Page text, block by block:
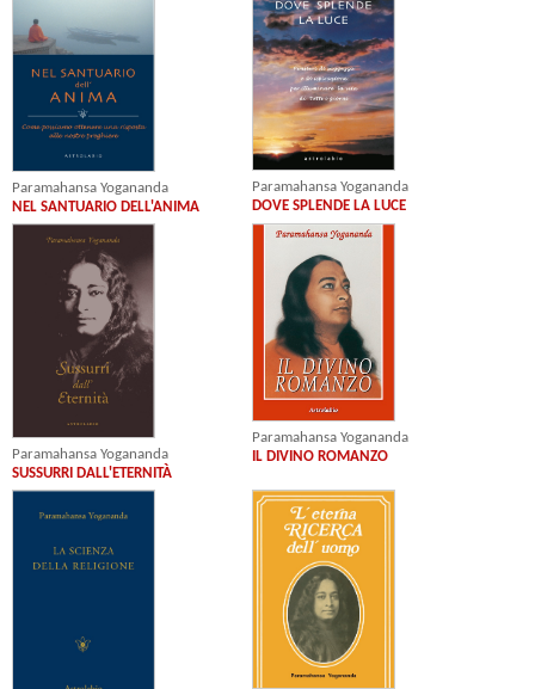
Paramahansa Yogananda
NEL SANTUARIO DELL'ANIMA
Paramahansa Yogananda
DOVE SPLENDE LA LUCE
Paramahansa Yogananda
SUSSURRI DALL'ETERNITÀ
Paramahansa Yogananda
IL DIVINO ROMANZO